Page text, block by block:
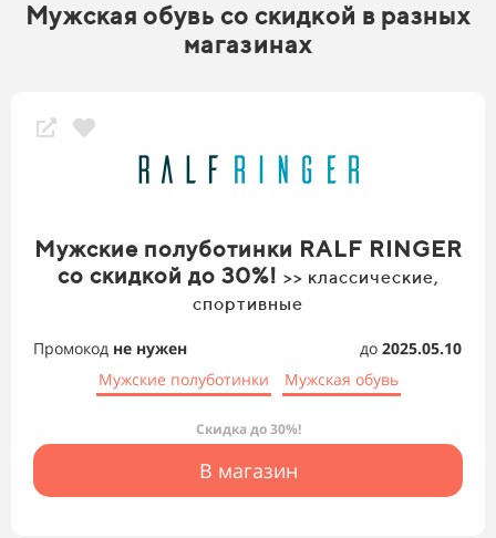
Мужская обувь со скидкой в разных
магазинах
Мужские полуботинки RALF RINGER
со скидкой до 30%! >> классические,
спортивные
Промокод не нужен до 2025.05.10
Мужские полуботинки
Мужская обувь
Скидка до 30%!
В магазин